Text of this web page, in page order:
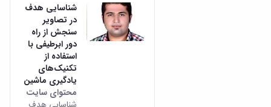
شناسایی هدف
در تصاویر
سنجش از راه
دور ابرطیفی با
استفاده از
تکنیک‌های
یادگیری ماشین
محتوای سایت